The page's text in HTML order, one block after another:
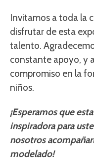
Invitamos a toda la
disfrutar de esta
talento.
constante apoyo, y
compromiso en la
niños.
¡Esperamos que
inspiradora para
nosotros
modelado!